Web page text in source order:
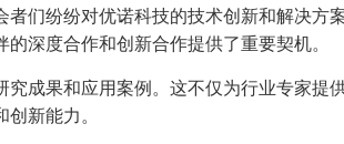
们纷纷对优诺科技的技术创新和解决方
深度合作和创新合作提供了重要契机。
成果和应用案例。这不仅为行业专家提
新能力。